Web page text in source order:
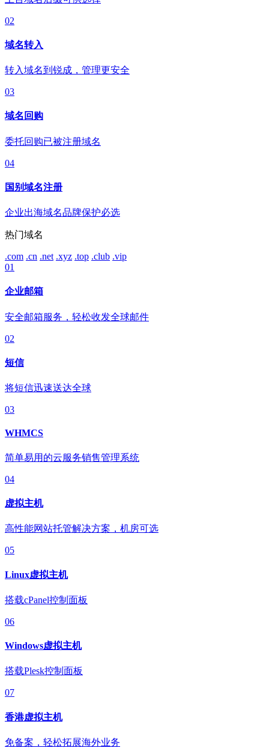
02
域名转入
转入域名到锐成，管理更安全
03
域名回购
委托回购已被注册域名
04
国别域名注册
企业出海域名品牌保护必选
热门域名
.com .cn .net .xyz .top .club .vip
01
企业邮箱
安全邮箱服务，轻松收发全球邮件
02
短信
将短信迅速送达全球
03
WHMCS
简单易用的云服务销售管理系统
04
虚拟主机
高性能网站托管解决方案，机房可选
05
Linux虚拟主机
搭载cPanel控制面板
06
Windows虚拟主机
搭载Plesk控制面板
07
香港虚拟主机
免备案，轻松拓展海外业务